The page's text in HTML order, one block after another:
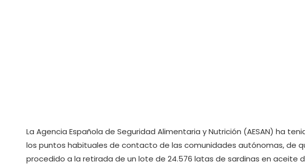
La Agencia Española de Seguridad Alimentaria y Nutrición (AESAN) ha
los puntos habituales de contacto de las comunidades autónomas, de
procedido a la retirada de un lote de 24.576 latas de sardinas en aceite